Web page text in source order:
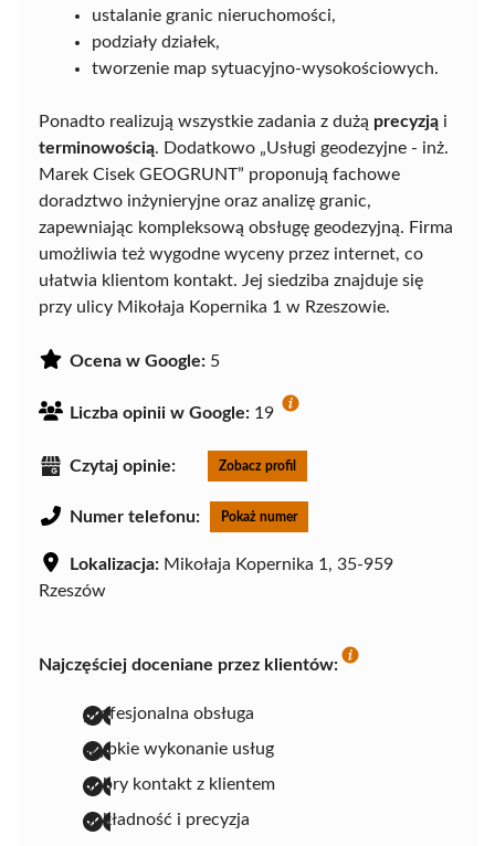
ustalanie granic nieruchomości,
podziały działek,
tworzenie map sytuacyjno-wysokościowych.
Ponadto realizują wszystkie zadania z dużą precyzją i
terminowością. Dodatkowo „Usługi geodezyjne - inż.
Marek Cisek GEOGRUNT” proponują fachowe
doradztwo inżynieryjne oraz analizę granic,
zapewniając kompleksową obsługę geodezyjną. Firma
umożliwia też wygodne wyceny przez internet, co
ułatwia klientom kontakt. Jej siedziba znajduje się
przy ulicy Mikołaja Kopernika 1 w Rzeszowie.
Ocena w Google: 5
Liczba opinii w Google: 19
Czytaj opinie: Zobacz profil
Numer telefonu: Pokaż numer
Lokalizacja: Mikołaja Kopernika 1, 35-959
Rzeszów
Najczęściej doceniane przez klientów:
profesjonalna obsługa
szybkie wykonanie usług
dobry kontakt z klientem
dokładność i precyzja